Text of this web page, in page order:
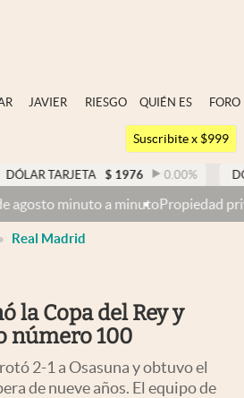
JAVIER
RIESGO
QUIÉN ES
QUIÉN
FORO
Argentina
México
Suscribite x $999
$ 1976 0.00 % DÓLAR MEP $
privada: con cruces y
Real Madrid
la Copa del Rey y
número 100
2-1 a Osasuna y obtuvo el
de nueve años. El equipo de